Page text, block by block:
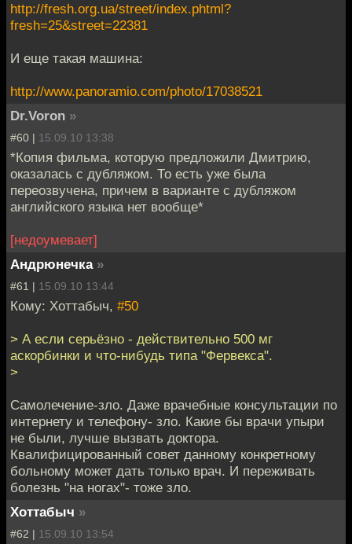
http://fresh.org.ua/street/index.phtml?
fresh=25&street=22381
И еще такая машина:
http://www.panoramio.com/photo/17038521
Dr.Voron »
#60 | 15.09.10 13:38
*Копия фильма, которую предложили Дмитрию,
оказалась с дубляжом. То есть уже была
переозвучена, причем в варианте с дубляжом
английского языка нет вообще*
[недоумевает]
Андрюнечка »
#61 | 15.09.10 13:44
Кому: Хоттабыч, #50
> А если серьёзно - действительно 500 мг
аскорбинки и что-нибудь типа "Фервекса".
>
Самолечение-зло. Даже врачебные консультации по
интернету и телефону- зло. Какие бы врачи упыри
не были, лучше вызвать доктора.
Квалифицированный совет данному конкретному
больному может дать только врач. И переживать
болезнь "на ногах"- тоже зло.
Хоттабыч »
#62 | 15.09.10 13:54